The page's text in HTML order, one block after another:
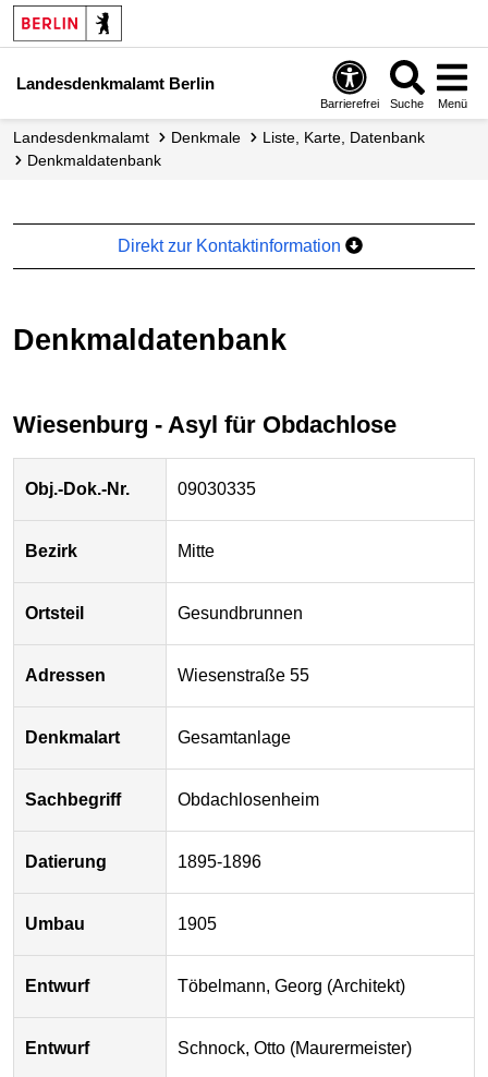
Landesdenkmalamt Berlin
Barrierefrei Suche Menü
Landesdenkmalamt Denkmale
Liste, Karte, Datenbank
Denkmal­datenbank
Direkt zur Kontaktinformation
Denkmaldatenbank
Wiesenburg - Asyl für Obdachlose
Obj.-Dok.-Nr. 09030335
Bezirk Mitte
Ortsteil Gesundbrunnen
Adressen Wiesenstraße 55
Denkmalart Gesamtanlage
Sachbegriff Obdachlosenheim
Datierung 1895-1896
Umbau 1905
Entwurf Töbelmann, Georg (Architekt)
Entwurf Schnock, Otto (Maurermeister)